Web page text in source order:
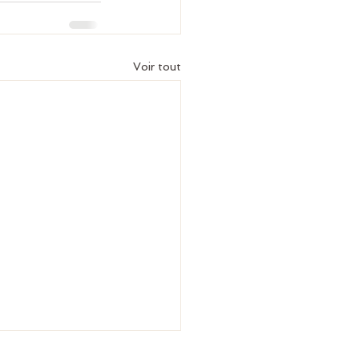
Voir tout